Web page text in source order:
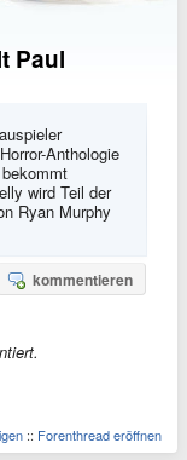
Paul
Anthologie
wird Teil der
Ryan Murphy
kommentieren
:: Forenthread eröffnen